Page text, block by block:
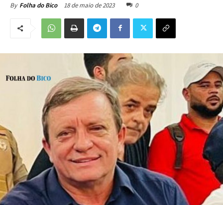
By Folha do Bico 18 de maio de 2023 0